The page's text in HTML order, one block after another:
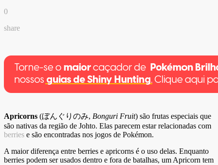
0
share
Apricorns (ぼんぐりのみ, Bonguri Fruit) são frutas especiais que
são nativas da região de Johto. Elas parecem estar relacionadas com
berries e são encontradas nos jogos de Pokémon.
A maior diferença entre berries e apricorns é o uso delas. Enquanto
berries podem ser usados dentro e fora de batalhas, um Apricorn tem